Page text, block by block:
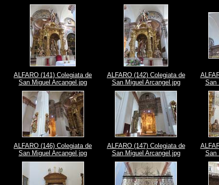
ALFARO (141) Colegiata de
San Miguel Arcangel.jpg
ALFARO (142) Colegiata de
San Miguel Arcangel.jpg
San
ALFARO (146) Colegiata de
San Miguel Arcangel.jpg
ALFARO (147) Colegiata de
San Miguel Arcangel.jpg
San